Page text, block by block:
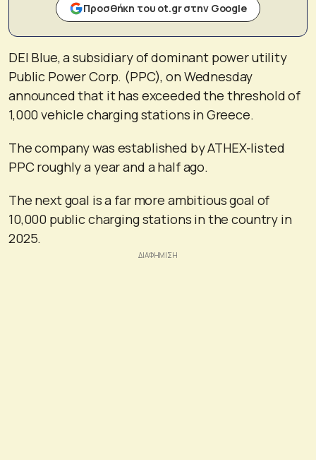
Προσθήκη του ot.gr στην Google
DEI Blue, a subsidiary of dominant power utility
Public Power Corp. (PPC), on Wednesday
announced that it has exceeded the threshold of
1,000 vehicle charging stations in Greece.
The company was established by ATHEX-listed
PPC roughly a year and a half ago.
The next goal is a far more ambitious goal of
10,000 public charging stations in the country in
2025.